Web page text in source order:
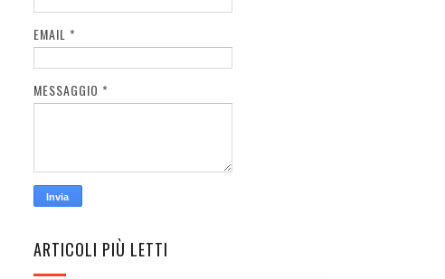
EMAIL *
MESSAGGIO *
ARTICOLI PIÙ LETTI